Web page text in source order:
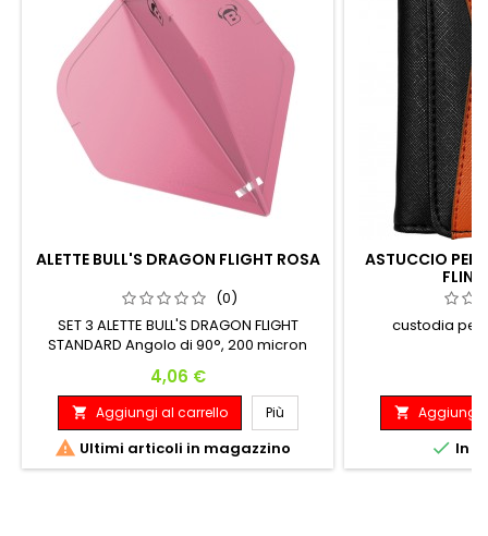
ALETTE BULL'S DRAGON FLIGHT ROSA
(0)
SET 3 ALETTE BULL'S DRAGON FLIGHT
STANDARD Angolo di 90°, 200 micron
resistente. Questi sono i BULL'S
DragonFlights. I DragonFlights sono alette
sagomate, ovvero sono costituiti da una
forma fusa. Questo rende le alette molto
stabili ed elimina la costante flessione
Prezzo
4,06 €
 Aggiungi al carrello Più
 Ultimi articoli in magazzino
ASTUCCIO PER
custodia per
 Aggiungi
 In